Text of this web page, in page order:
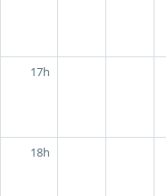
17h
18h